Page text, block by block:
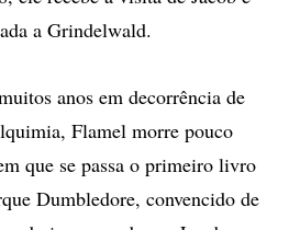
a Grindelwald.
anos em decorrência de
Flamel morre pouco
que se passa o primeiro livro
Dumbledore, convencido de